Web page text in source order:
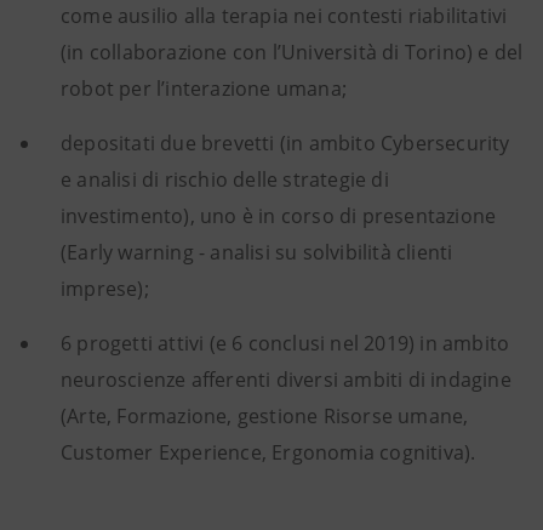
come ausilio alla terapia nei contesti riabilitativi
(in collaborazione con l’Università di Torino) e del
robot per l’interazione umana;
depositati due brevetti (in ambito Cybersecurity
e analisi di rischio delle strategie di
investimento), uno è in corso di presentazione
(Early warning - analisi su solvibilità clienti
imprese);
6 progetti attivi (e 6 conclusi nel 2019) in ambito
neuroscienze afferenti diversi ambiti di indagine
(Arte, Formazione, gestione Risorse umane,
Customer Experience, Ergonomia cognitiva).